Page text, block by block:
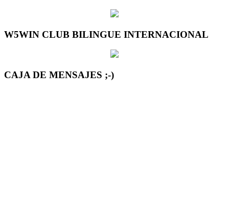
W5WIN CLUB BILINGUE INTERNACIONAL
CAJA DE MENSAJES ;-)